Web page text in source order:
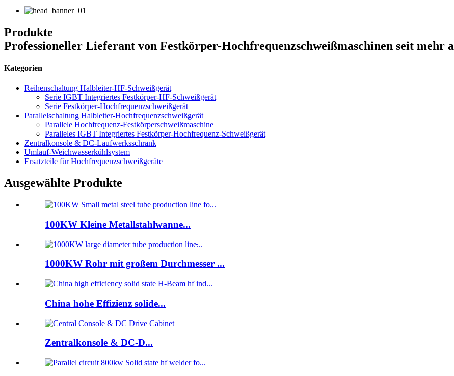
Produkte
Professioneller Lieferant von Festkörper-Hochfrequenzschweißmaschinen seit mehr
Kategorien
Reihenschaltung Halbleiter-HF-Schweißgerät
Serie IGBT Integriertes Festkörper-HF-Schweißgerät
Serie Festkörper-Hochfrequenzschweißgerät
Parallelschaltung Halbleiter-Hochfrequenzschweißgerät
Parallele Hochfrequenz-Festkörperschweißmaschine
Paralleles IGBT Integriertes Festkörper-Hochfrequenz-Schweißgerät
Zentralkonsole & DC-Laufwerksschrank
Umlauf-Weichwasserkühlsystem
Ersatzteile für Hochfrequenzschweißgeräte
Ausgewählte Produkte
100KW Kleine Metallstahlwanne...
1000KW Rohr mit großem Durchmesser ...
China hohe Effizienz solide...
Zentralkonsole & DC-D...